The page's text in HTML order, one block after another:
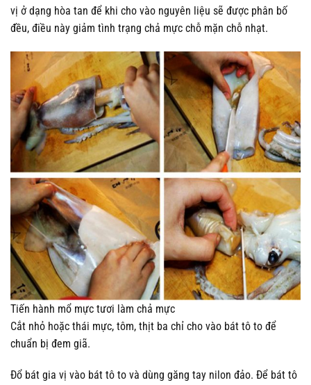
vị ở dạng hòa tan để khi cho vào nguyên liệu sẽ được phân bố
đều, điều này giảm tình trạng chả mực chỗ mặn chỗ nhạt.
Tiến hành mổ mực tươi làm chả mực
Cắt nhỏ hoặc thái mực, tôm, thịt ba chỉ cho vào bát tô to để
chuẩn bị đem giã.
Đổ bát gia vị vào bát tô to và dùng găng tay nilon đảo. Để bát tô